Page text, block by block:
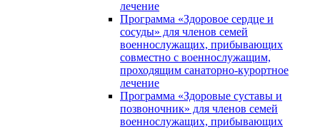
лечение
Программа «Здоровое сердце и
сосуды» для членов семей
военнослужащих, прибывающих
совместно с военнослужащим,
проходящим санаторно-курортное
лечение
Программа «Здоровые суставы и
позвоночник» для членов семей
военнослужащих, прибывающих